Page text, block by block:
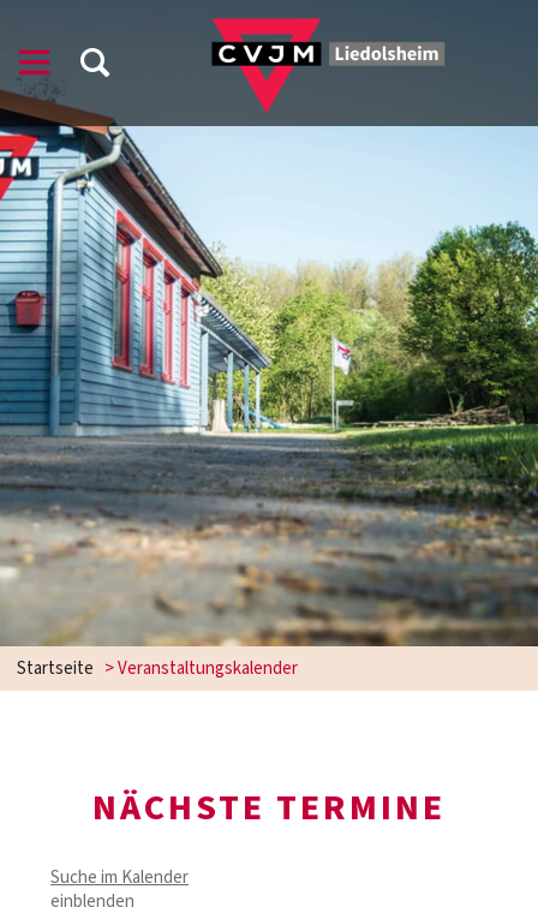
Startseite > Veranstaltungskalender
NÄCHSTE TERMINE
Suche im Kalender
einblenden